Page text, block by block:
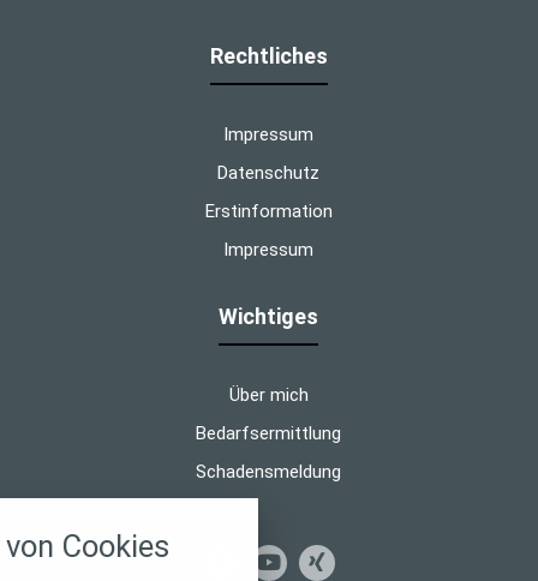
Rechtliches
Impressum
Datenschutz
Erstinformation
Impressum
Wichtiges
Über mich
Bedarfsermittlung
Schadensmeldung
Cookies
alle verwendeten Cookies und